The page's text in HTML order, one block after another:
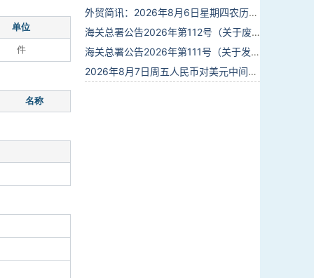
单位
件
名称
外贸简讯：2026年8月6日星期四农历六月廿四
海关总署公告2026年第112号（关于废止部分卫生检疫类规范性文件的公告）
海关总署公告2026年第111号（关于发布《进出境动植物检疫处理监督管理工作规定》《进出境卫生处理监督管理工作规定》的公告）
2026年8月7日周五人民币对美元中间价报6.7904调贬9个基点